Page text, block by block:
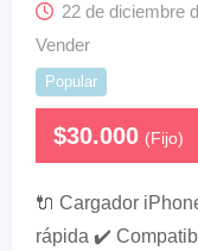
22 de diciembre
Vender
Popular
$30.000 (Fijo)
🔌 Cargador
rápida ✔️